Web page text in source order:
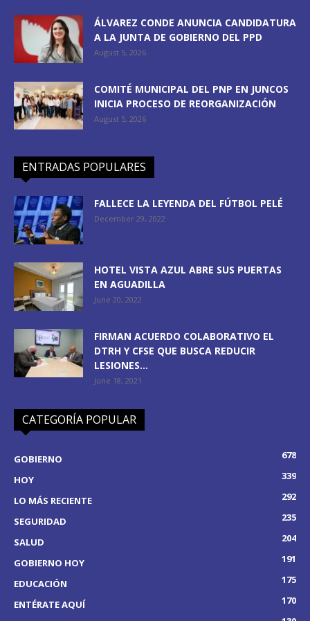
ÁLVAREZ CONDE ANUNCIA CANDIDATURA
A LA JUNTA DE GOBIERNO DEL PPD
August 5, 2026
COMITÉ MUNICIPAL DEL PNP EN JUNCOS
INICIA PROCESO DE REORGANIZACIÓN
August 5, 2026
ENTRADAS POPULARES
FALLECE LA LEYENDA DEL FÚTBOL PELÉ
December 29, 2022
HOTEL VISTA AZUL ABRE SUS PUERTAS
EN AGUADILLA
June 20, 2022
FIRMAN ACUERDO COLABORATIVO EL
DTRH Y CFSE QUE BUSCA REDUCIR
LESIONES...
June 18, 2021
CATEGORÍA POPULAR
GOBIERNO
678
HOY
339
LO MÁS RECIENTE
292
SEGURIDAD
235
SALUD
204
GOBIERNO HOY
191
EDUCACIÓN
175
ENTÉRATE AQUÍ
170